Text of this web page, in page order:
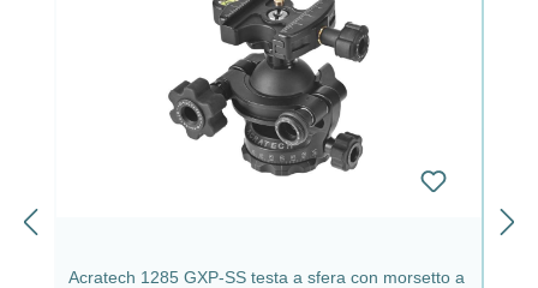
Acratech 1285 GXP-SS testa a sfera con morsetto a